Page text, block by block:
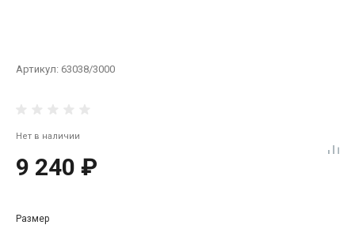
Артикул: 63038/3000
Нет в наличии
9 240 ₽
Размер